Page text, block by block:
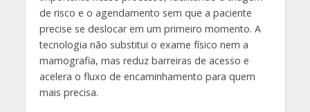
de risco e o agendamento sem que a paciente
precise se deslocar em um primeiro momento. A
tecnologia não substitui o exame físico nem a
mamografia, mas reduz barreiras de acesso e
acelera o fluxo de encaminhamento para quem
mais precisa.